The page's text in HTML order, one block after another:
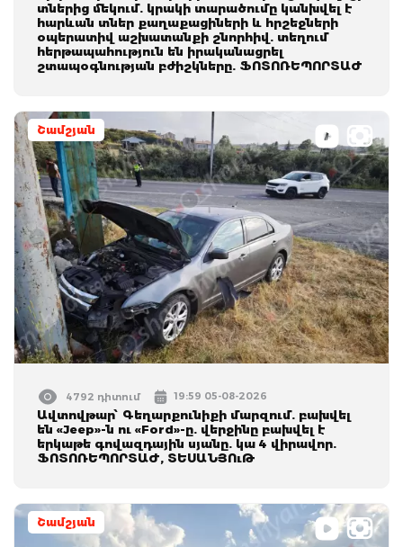
տներից մեկում. կրակի տարածումը կանխվել է
հարևան տներ քաղաքացիների և հրշեջների
օպերատիվ աշխատանքի շնորհիվ. տեղում
հերթապահություն են իրականացրել
շտապօգնության բժիշկները. ՖՈՏՈՌԵՊՈՐՏԱԺ
Շամշյան
4792 դիտում 19:59 05-08-2026
Ավտովթար՝ Գեղարքունիքի մարզում. բախվել
են «Jeep»-ն ու «Ford»-ը. վերջինը բախվել է
երկաթե գովազդային սյանը. կա 4 վիրավոր.
ՖՈՏՈՌԵՊՈՐՏԱԺ, ՏԵՍԱՆՅՈւԹ
Շամշյան